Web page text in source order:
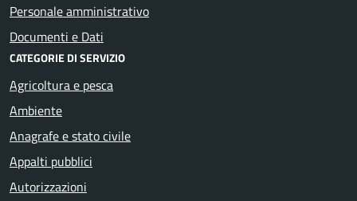
Personale amministrativo
Documenti e Dati
CATEGORIE DI SERVIZIO
Agricoltura e pesca
Ambiente
Anagrafe e stato civile
Appalti pubblici
Autorizzazioni